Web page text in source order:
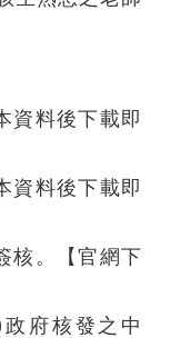
資料後下載即
資料後下載即
核。【官網下
府核發之中